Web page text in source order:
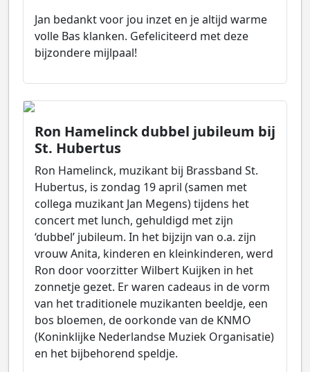
Jan bedankt voor jou inzet en je altijd warme
volle Bas klanken. Gefeliciteerd met deze
bijzondere mijlpaal!
Ron Hamelinck dubbel jubileum bij
St. Hubertus
Ron Hamelinck, muzikant bij Brassband St.
Hubertus, is zondag 19 april (samen met
collega muzikant Jan Megens) tijdens het
concert met lunch, gehuldigd met zijn
‘dubbel’ jubileum. In het bijzijn van o.a. zijn
vrouw Anita, kinderen en kleinkinderen, werd
Ron door voorzitter Wilbert Kuijken in het
zonnetje gezet. Er waren cadeaus in de vorm
van het traditionele muzikanten beeldje, een
bos bloemen, de oorkonde van de KNMO
(Koninklijke Nederlandse Muziek Organisatie)
en het bijbehorend speldje.